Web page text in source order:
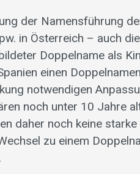
der Namensführung
in Österreich – auch
Doppelname als
einen
notwendigen
noch unter 10 Jahre
daher noch keine
zu einem